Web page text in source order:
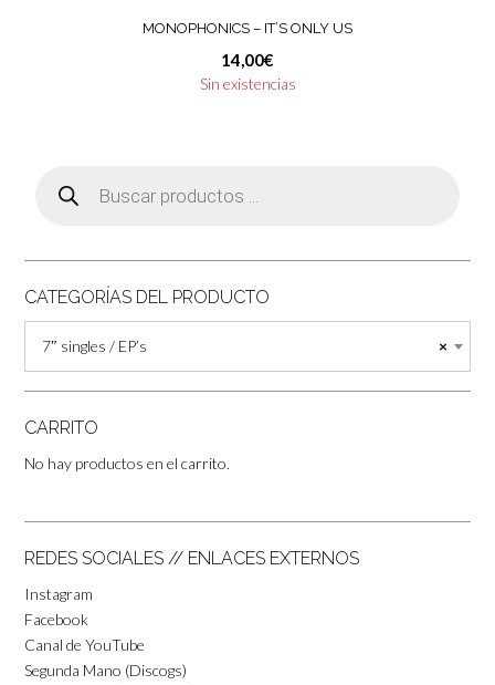
MONOPHONICS – IT’S ONLY US
14,00€
Sin existencias
productos
CATEGORÍAS DEL PRODUCTO
×
7″ singles / EP’s
CARRITO
No hay productos en el carrito.
REDES SOCIALES // ENLACES EXTERNOS
Instagram
Facebook
Canal de YouTube
Segunda Mano (Discogs)